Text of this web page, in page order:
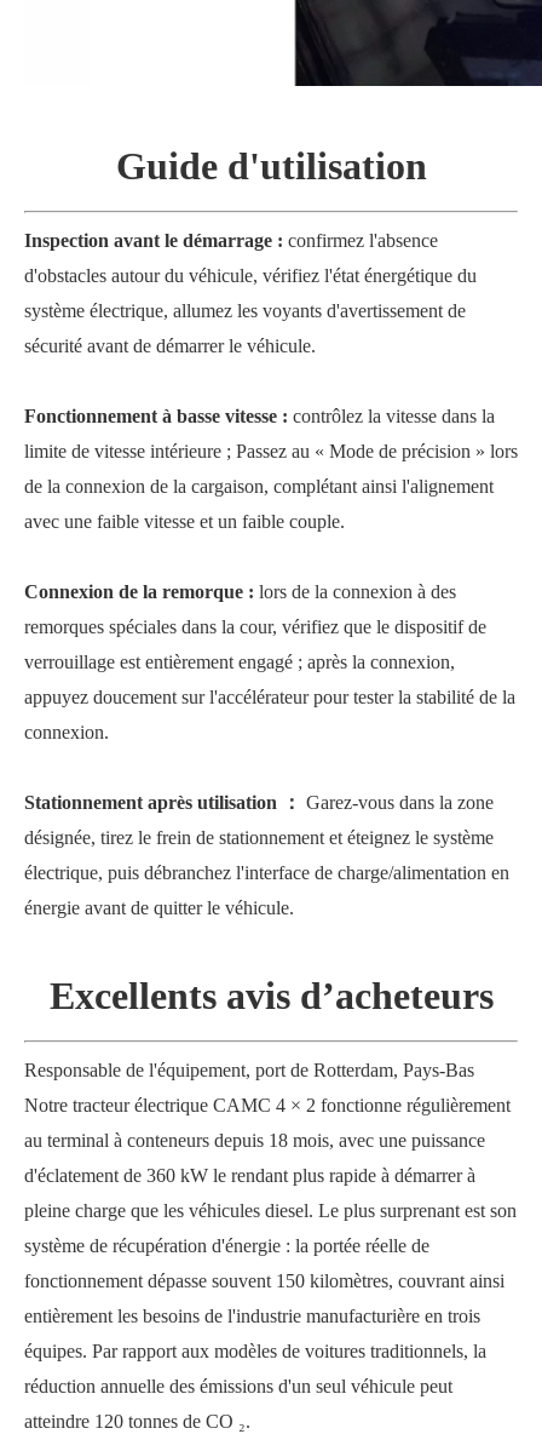
Guide d'utilisation
Inspection avant le démarrage : confirmez l'absence
d'obstacles autour du véhicule, vérifiez l'état énergétique du
système électrique, allumez les voyants d'avertissement de
sécurité avant de démarrer le véhicule.
Fonctionnement à basse vitesse : contrôlez la vitesse dans la
limite de vitesse intérieure ; Passez au « Mode de précision » lors
de la connexion de la cargaison, complétant ainsi l'alignement
avec une faible vitesse et un faible couple.
Connexion de la remorque : lors de la connexion à des
remorques spéciales dans la cour, vérifiez que le dispositif de
verrouillage est entièrement engagé ; après la connexion,
appuyez doucement sur l'accélérateur pour tester la stabilité de la
connexion.
Stationnement après utilisation ： Garez-vous dans la zone
désignée, tirez le frein de stationnement et éteignez le système
électrique, puis débranchez l'interface de charge/alimentation en
énergie avant de quitter le véhicule.
Excellents avis d’acheteurs
Responsable de l'équipement, port de Rotterdam, Pays-Bas
Notre tracteur électrique CAMC 4 × 2 fonctionne régulièrement
au terminal à conteneurs depuis 18 mois, avec une puissance
d'éclatement de 360 ​​kW le rendant plus rapide à démarrer à
pleine charge que les véhicules diesel. Le plus surprenant est son
système de récupération d'énergie : la portée réelle de
fonctionnement dépasse souvent 150 kilomètres, couvrant ainsi
entièrement les besoins de l'industrie manufacturière en trois
équipes. Par rapport aux modèles de voitures traditionnels, la
réduction annuelle des émissions d'un seul véhicule peut
atteindre 120 tonnes de CO ₂.